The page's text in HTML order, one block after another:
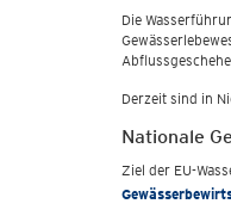
Die
Derzeit sind in
Nationale
Ziel der EU-